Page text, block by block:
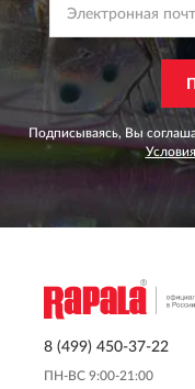
Подписываясь, Вы
8 (499) 450-37-22
ПН-ВС 9:00-21:00